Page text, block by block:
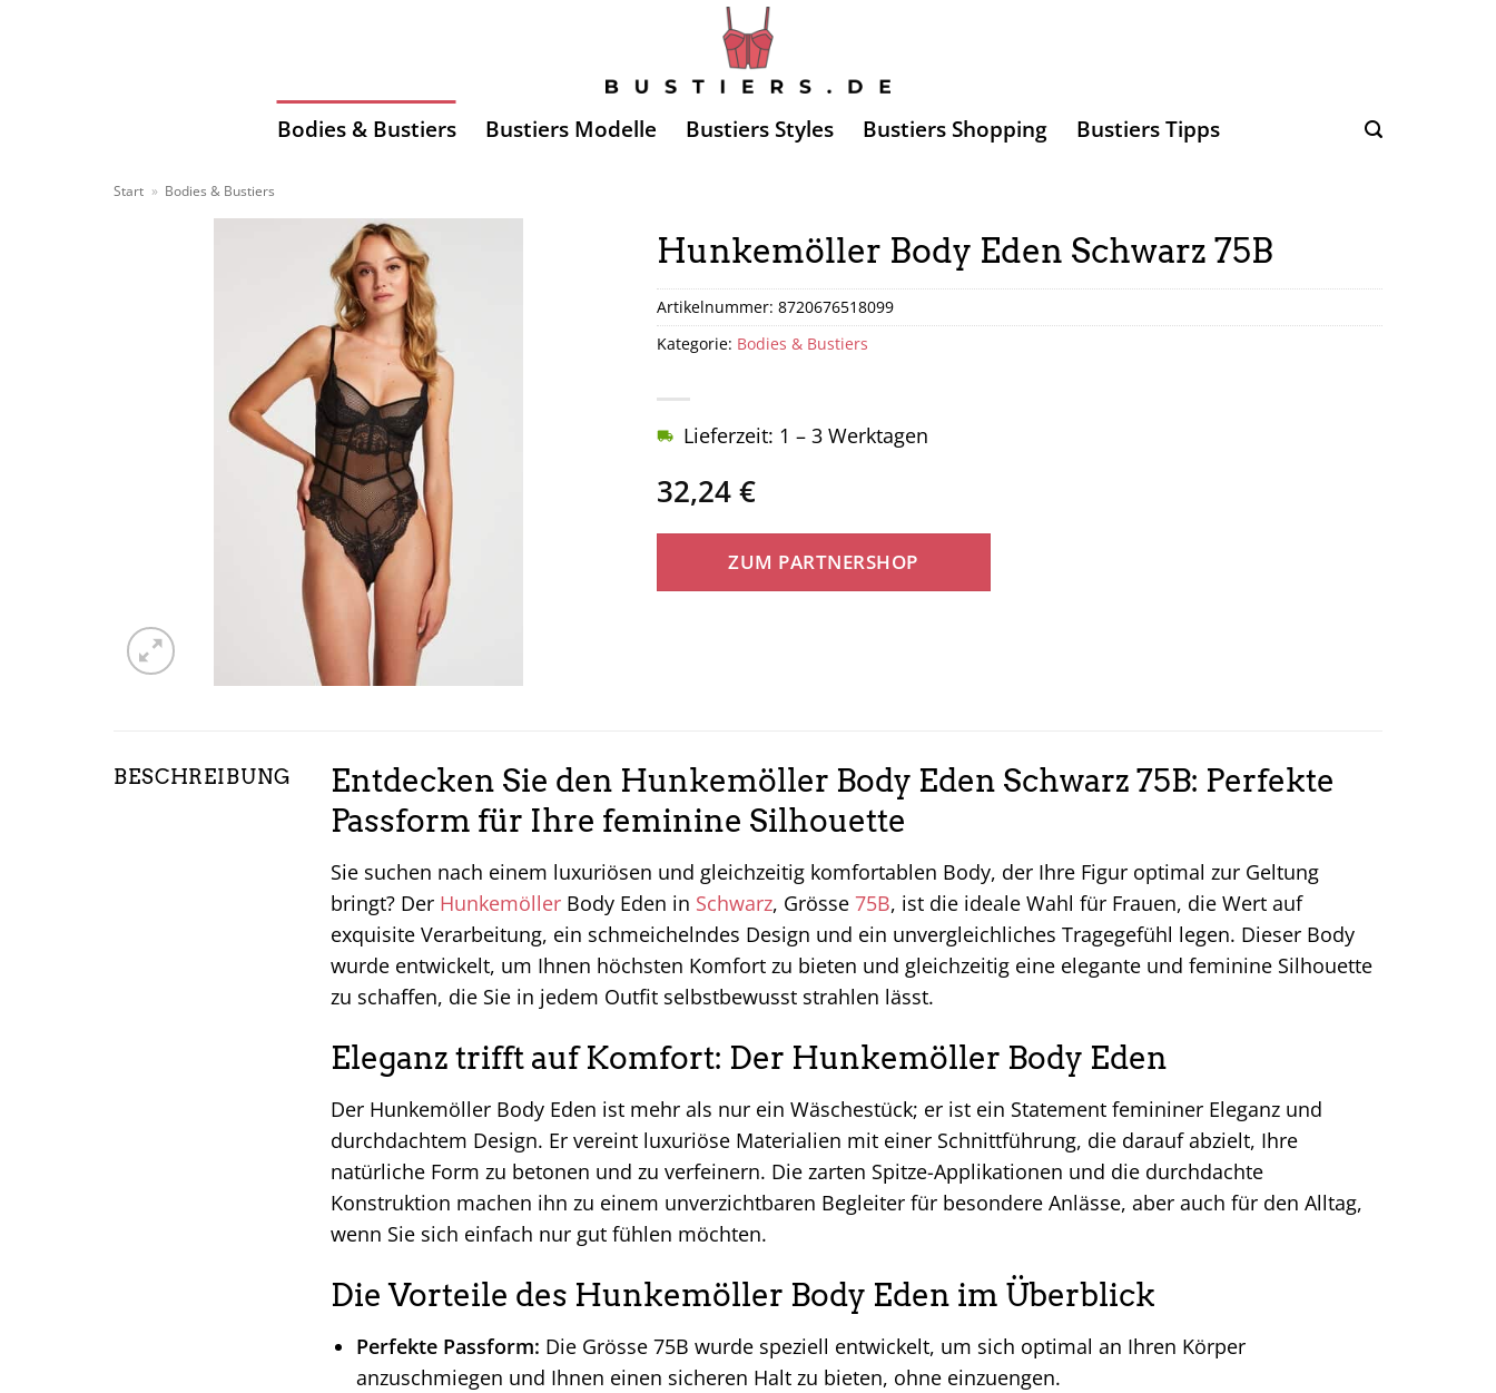
Bodies & Bustiers Bustiers Modelle Bustiers Styles Bustiers Shopping Bustiers Tipps
Start » Bodies & Bustiers
Hunkemöller Body Eden Schwarz 75B
32,24€
Lieferzeit: 1 – 3 Werktagen
ZUM PARTNERSHOP
Artikelnummer: 8720676518099
Kategorie: Bodies & Bustiers
BESCHREIBUNG
Entdecken Sie den Hunkemöller Body Eden Schwarz 75B: Perfekte
Passform für Ihre feminine Silhouette
Sie suchen nach einem luxuriösen und gleichzeitig komfortablen Body, der Ihre Figur optimal zur Geltung
bringt? Der Hunkemöller Body Eden in Schwarz, Grösse 75B, ist die ideale Wahl für Frauen, die Wert auf
exquisite Verarbeitung, ein schmeichelndes Design und ein unvergleichliches Tragegefühl legen. Dieser Body
wurde entwickelt, um Ihnen höchsten Komfort zu bieten und gleichzeitig eine elegante und feminine Silhouette
zu schaffen, die Sie in jedem Outfit selbstbewusst strahlen lässt.
Eleganz trifft auf Komfort: Der Hunkemöller Body Eden
Der Hunkemöller Body Eden ist mehr als nur ein Wäschestück; er ist ein Statement femininer Eleganz und
durchdachtem Design. Er vereint luxuriöse Materialien mit einer Schnittführung, die darauf abzielt, Ihre
natürliche Form zu betonen und zu verfeinern. Die zarten Spitze-Applikationen und die durchdachte
Konstruktion machen ihn zu einem unverzichtbaren Begleiter für besondere Anlässe, aber auch für den Alltag,
wenn Sie sich einfach nur gut fühlen möchten.
Die Vorteile des Hunkemöller Body Eden im Überblick
Perfekte Passform: Die Grösse 75B wurde speziell entwickelt, um sich optimal an Ihren Körper
anzuschmiegen und Ihnen einen sicheren Halt zu bieten, ohne einzuengen.